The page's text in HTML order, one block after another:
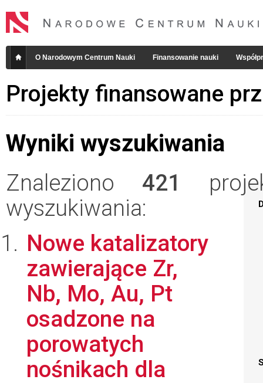
O Narodowym Centrum Nauki Finansowanie nauki
Projekty finansowane
Wyniki wyszukiwania
Znaleziono 421
wyszukiwania:
Nowe katalizatory
zawierające Zr,
Nb, Mo, Au, Pt
osadzone na
porowatych
nośnikach dla